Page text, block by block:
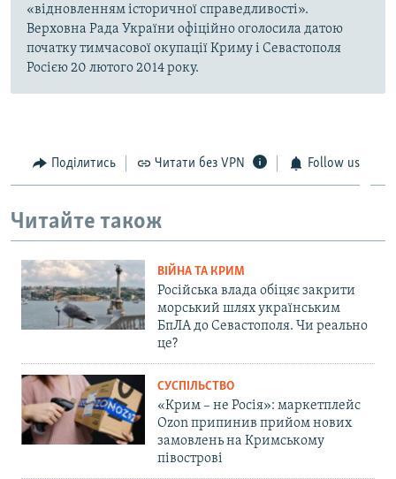
«відновленням історичної справедливості».
Верховна Рада України офіційно оголосила датою
початку тимчасової окупації Криму і Севастополя
Росією 20 лютого 2014 року.
Поділитись Читати без VPN Follow us
Читайте також
ВІЙНА ТА КРИМ
Російська влада обіцяє закрити
морський шлях українським
БпЛА до Севастополя. Чи реально
це?
СУСПІЛЬСТВО
«Крим – не Росія»: маркетплейс
Ozon припинив прийом нових
замовлень на Кримському
півострові